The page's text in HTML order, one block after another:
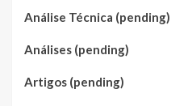
Análise Técnica (pending)
Análises (pending)
Artigos (pending)